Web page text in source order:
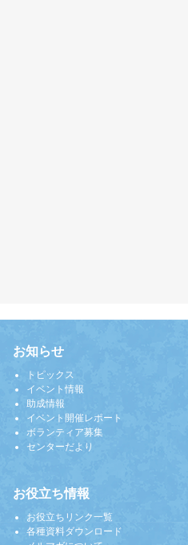
お知らせ
トピックス
イベント情報
助成情報
イベント開催レポート
ボランティア募集
センターだより
お役立ち情報
お役立ちリンク一覧
各種資料ダウンロード